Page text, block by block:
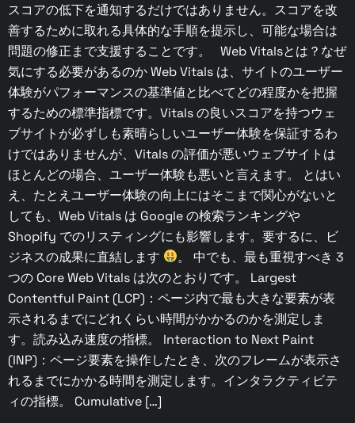
スコアの低下を通知するだけではありません。スコアを改
善するために取れる具体的な手順を提示し、可能な場合は
問題の修正まで支援することです。 Web Vitalsとは？なぜ
気にする必要があるのか Web Vitals は、サイトのユーザー
体験がパフォーマンスの基準値と比べてどの程度かを把握
するための標準指標です。Vitals の良いスコアを持つウェ
ブサイトが必ずしも素晴らしいユーザー体験を保証するわ
けではありませんが、Vitals の評価が悪いウェブサイトは
ほとんどの場合、ユーザー体験も悪いと言えます。 とはい
え、たとえユーザー体験の向上にはそこまで関心がないと
しても、Web Vitals は Google の検索ランキングや
Shopify でのリスティングにも影響します。要するに、ビ
ジネスの成果に直結します
。 中でも、最も重視すべき 3
つの Core Web Vitals は次のとおりです。 Largest
Contentful Paint (LCP)：ページ内で最も大きな要素が表
示されるまでにどれくらい時間がかかるのかを測定しま
す。読み込み速度の指標。 Interaction to Next Paint
(INP)：ページ要素を操作したとき、次のフレームが表示さ
れるまでにかかる時間を測定します。インタラクティビテ
ィの指標。 Cumulative […]